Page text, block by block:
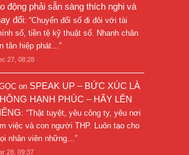
động phải sẵn sàng thích nghi và
đổi: “Chuyển đổi số đi đôi với tài
số, tiền tệ kỹ thuật số. Nhanh chân
tân hiệp phát… ”
27, 08:28
on SPEAK UP – BỨC XÚC LÀ
HẠNH PHÚC – HÃY LÊN
: “Thật tuyệt, yêu công ty, yêu nơi
việc và con người THP. Luôn tạo cho
nhân viên những… ”
28, 09:37